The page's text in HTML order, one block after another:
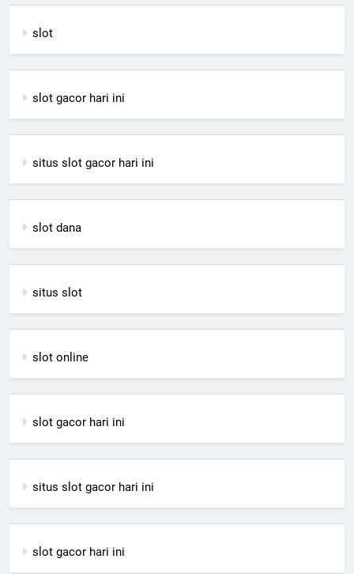
slot
slot gacor hari ini
situs slot gacor hari ini
slot dana
situs slot
slot online
slot gacor hari ini
situs slot gacor hari ini
slot gacor hari ini